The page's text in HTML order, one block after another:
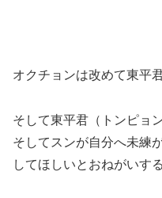
オクチョンは改めて東平
そして東平君（トンピョ
そしてスンが自分へ未練
してほしいとおねがいする